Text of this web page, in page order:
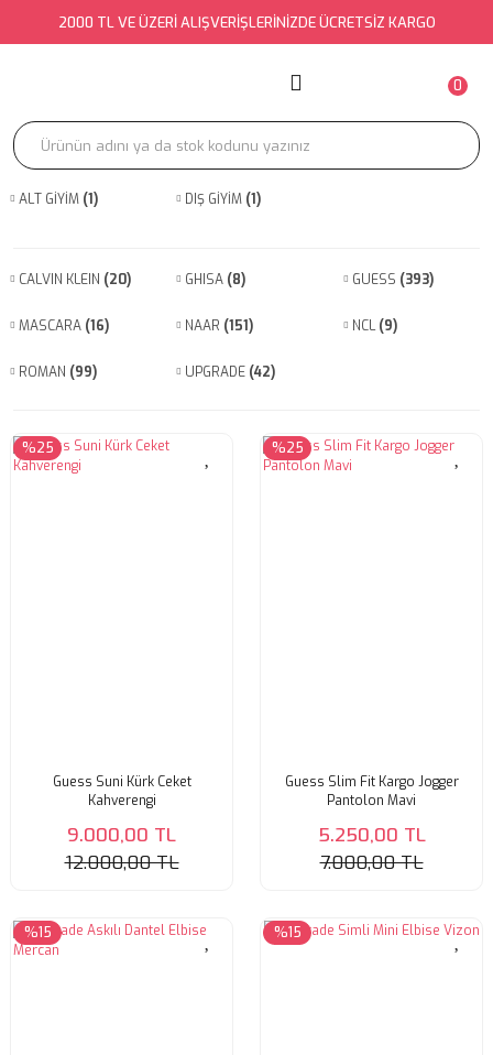
2000 TL VE ÜZERİ ALIŞVERİŞLERİNİZDE ÜCRETSİZ KARGO
0
ALT GİYİM (1) DIŞ GİYİM (1)
CALVIN KLEIN (20) GHISA (8) GUESS (393)
MASCARA (16) NAAR (151) NCL(9)
ROMAN (99) UPGRADE (42)
%25
Guess Suni Kürk Ceket
Kahverengi
9.000,00 TL
12.000,00 TL
%25
Guess Slim Fit Kargo Jogger
Pantolon Mavi
5.250,00 TL
7.000,00 TL
%15 %15
Geri Dön
ATLET
HIRKA
Geri Dön
EŞOFMAN ALTI
TAYT
Geri Dön
BOMBER